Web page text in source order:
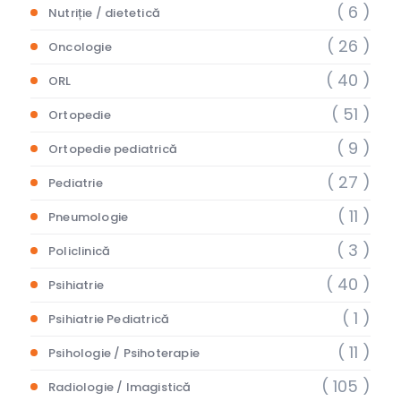
Nutriție / dietetică ( 6 )
Oncologie ( 26 )
ORL ( 40 )
Ortopedie ( 51 )
Ortopedie pediatrică ( 9 )
Pediatrie ( 27 )
Pneumologie ( 11 )
Policlinică ( 3 )
Psihiatrie ( 40 )
Psihiatrie Pediatrică ( 1 )
Psihologie / Psihoterapie ( 11 )
Radiologie / Imagistică ( 105 )